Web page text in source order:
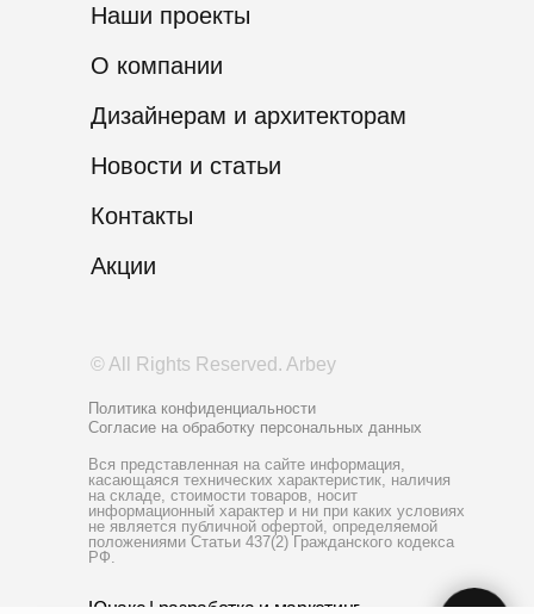
© All Rights Reserved. Arbey
Политика конфиденциальности
Вся представленная на сайте информация,
касающаяся технических характеристик, наличия
на складе, стоимости товаров, носит
информационный характер и ни при каких условиях
не является публичной офертой, определяемой
положениями Статьи 437(2) Гражданского кодекса
РФ.
Согласие на обработку персональных данных
Наши проекты
О компании
Дизайнерам и архитекторам
Новости и статьи
Акции
Контакты
Юнакс | разработка и маркетинг